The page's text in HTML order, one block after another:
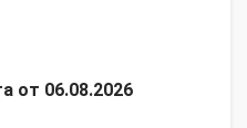
от 06.08.2026